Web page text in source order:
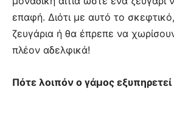
επαφή. Διότι με αυτό το
ζευγάρια ή θα έπρεπε να
πλέον αδελφικά!
Πότε λοιπόν ο γάμος